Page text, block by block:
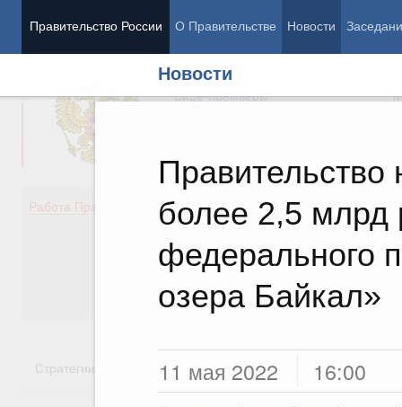
Правительство России О Правительстве Новости
Новости
более 2,5 млрд
федерального
озера Байкал»
11 мая 2022 16:00
Председатель Правительства
Вице-премьеры
Работа Правительства
Демография
Здоровье
Культура
Общество
Государство
Стратегии Государственные программы